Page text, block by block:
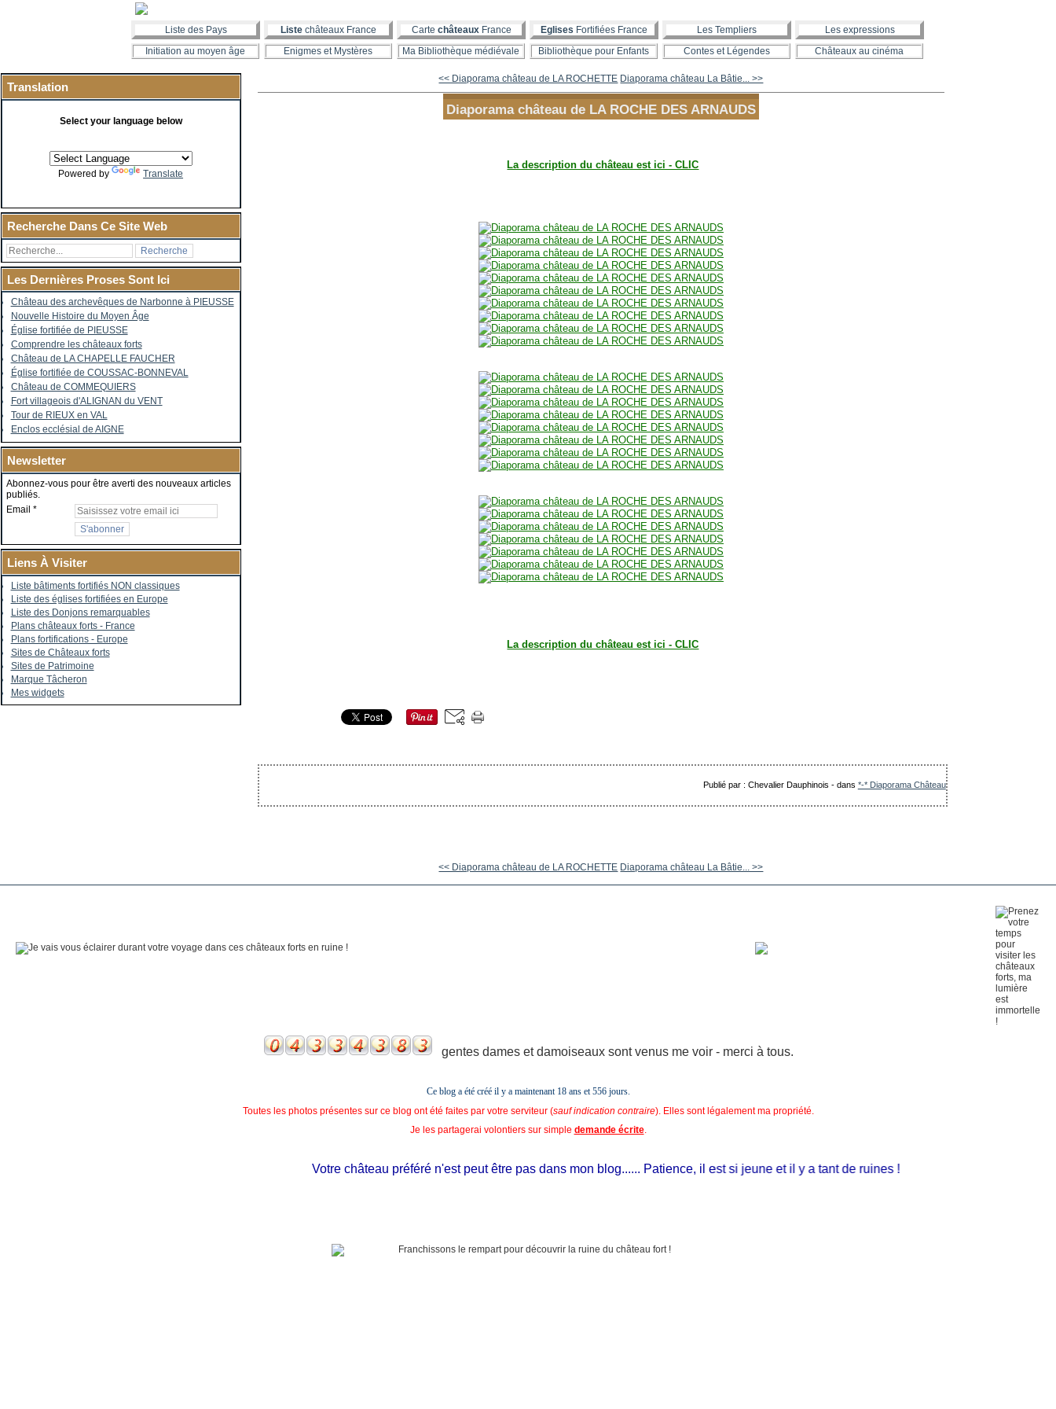
Liste des Pays Liste châteaux France Carte châteauxFrance Eglises Fortifiées France Les Templiers
Les expressions
Initiation au moyen âge
Enigmes et Mystères Ma Bibliothèque médiévale Bibliothèque pour Enfants Contes et Légendes Châteaux au cinéma
Translation
Select your language below
Powered by Translate
Recherche Dans Ce Site Web
Les Dernières Proses Sont Ici
Château des archevêques de Narbonne à PIEUSSE
Nouvelle Histoire du Moyen Âge
Église fortifiée de PIEUSSE
Comprendre les châteaux forts
Château de LA CHAPELLE FAUCHER
Église fortifiée de COUSSAC-BONNEVAL
Château de COMMEQUIERS
Fort villageois d'ALIGNAN du VENT
Tour de RIEUX en VAL
Enclos ecclésial de AIGNE
Newsletter
Abonnez-vous pour être averti des nouveaux articles
publiés.
Email
Liens À Visiter
Liste bâtiments fortifiés NON classiques
Liste des églises fortifiées en Europe
Liste des Donjons remarquables
Plans châteaux forts - France
Plans fortifications - Europe
Sites de Châteaux forts
Sites de Patrimoine
Marque Tâcheron
Mes widgets
<< Diaporama château de LA ROCHETTE Diaporama château La Bâtie... >>
Diaporama château de LA ROCHE DES ARNAUDS
La description du château est ici - CLIC
La description du château est ici - CLIC
Publié par : Chevalier Dauphinois -dans *-* Diaporama Château
<< Diaporama château de LA ROCHETTE Diaporama château La Bâtie... >>
gentes dames et damoiseaux sont venus me voir - merci à tous.
Ce blog a été créé il y a maintenant 18 ans et556 jours.
Toutes les photos présentes sur ce blog ont été faites par votre serviteur (sauf indication contraire). Elles sont légalement ma propriété.
Je les partagerai volontiers sur simple demande écrite.
Votre château préféré n'est peut être pas dans mon blog...... Patience, il est si jeune et il y a tant de ruines !